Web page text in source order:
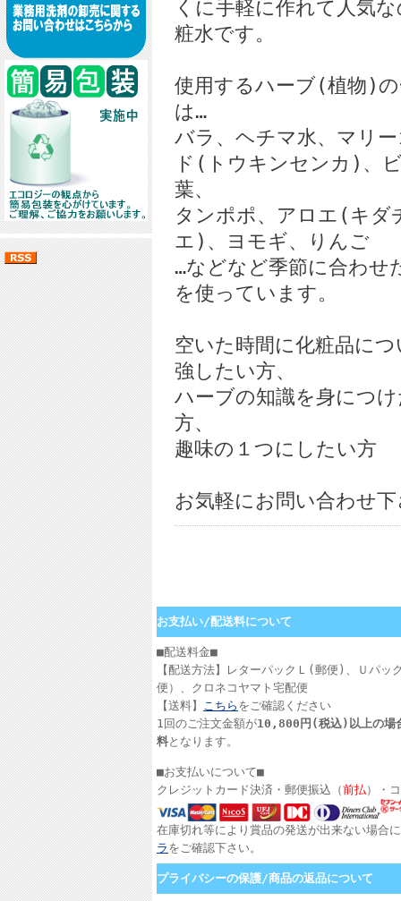
くに手軽に作れて人気
粧水です。
使用するハーブ(植物)
は…
バラ、ヘチマ水、マリ
ド(トウキンセンカ)、
葉、
タンポポ、アロエ(キダ
エ)、ヨモギ、りんご
…などなど季節に合わせ
を使っています。
空いた時間に化粧品に
強したい方、
ハーブの知識を身につ
方、
趣味の１つにしたい方
お気軽にお問い合わせ
お支払い/配送料について
■配送料金■
【配送方法】レターパックＬ(郵便)、Ｕパッ
便）、クロネコヤマト宅配便
【送料】 こちら をご確認ください
1回のご注文金額が10,800円(税込)以上の場
料となります。
■お支払いについて■
クレジットカード決済・郵便振込（前払）・
在庫切れ等により賞品の発送が出来ない場合
ラ をご確認下さい。
プライバシーの保護/商品の返品について